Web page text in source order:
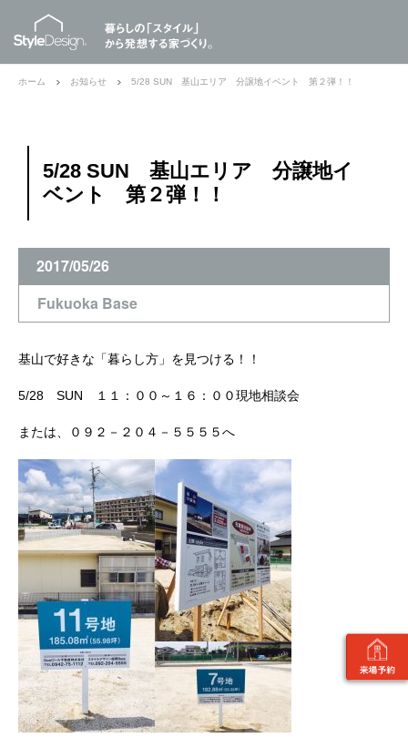
ホーム お知らせ 5/28 SUN 基山エリア 分譲地イベント 第２弾！！
5/28 SUN 基山エリア 分譲地イ
ベント 第２弾！！
2017/05/26
Fukuoka Base
基山で好きな「暮らし方」を見つける！！
5/28 SUN １１：００～１６：００現地相談会
または、０９２－２０４－５５５５へ